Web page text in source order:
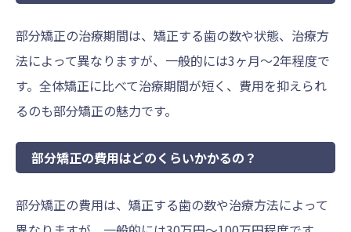
部分矯正の治療期間は、矯正する歯の数や状態、治療方
法によって異なりますが、一般的には3ヶ月～2年程度で
す。全体矯正に比べて治療期間が短く、費用を抑えられ
るのも部分矯正の魅力です。
部分矯正の費用はどのくらいかかるの？
部分矯正の費用は、矯正する歯の数や治療方法によって